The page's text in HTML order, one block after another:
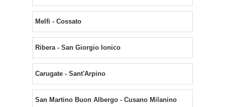
Melfi - Cossato
Ribera - San Giorgio Ionico
Carugate - Sant'Arpino
San Martino Buon Albergo - Cusano Milanino